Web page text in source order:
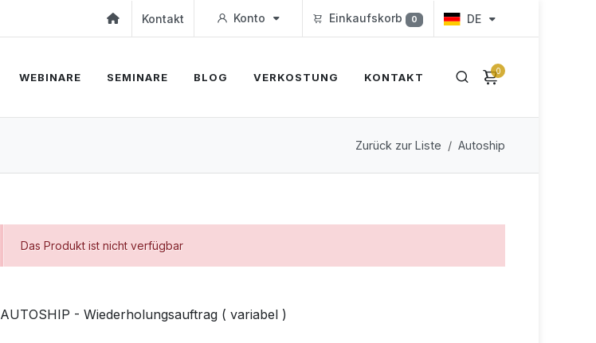
Kontakt Konto Einkaufskorb 0 DE
0
WEBINARE SEMINARE BLOG VERKOSTUNG KONTAKT
Zurück zur Liste Autoship
Das Produkt ist nicht verfügbar
AUTOSHIP - Wiederholungsauftrag ( variabel )